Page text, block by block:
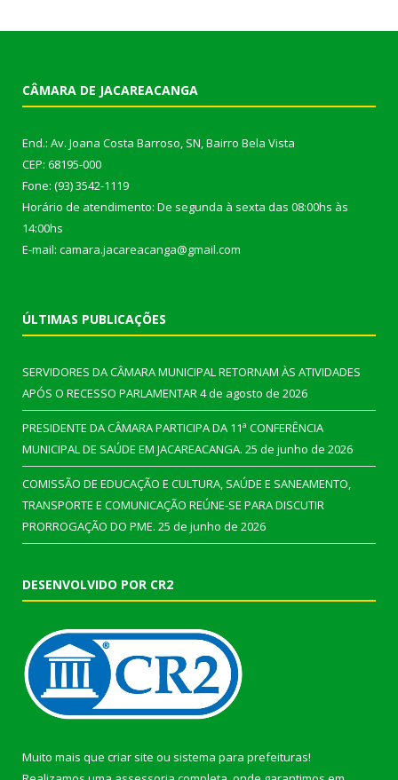
CÂMARA DE JACAREACANGA
End.: Av. Joana Costa Barroso, SN, Bairro Bela Vista
CEP: 68195-000
Fone: (93) 3542-1119
Horário de atendimento: De segunda à sexta das 08:00hs às
14:00hs
E-mail: camara.jacareacanga@gmail.com
ÚLTIMAS PUBLICAÇÕES
SERVIDORES DA CÂMARA MUNICIPAL RETORNAM ÀS ATIVIDADES
APÓS O RECESSO PARLAMENTAR4 de agosto de 2026
PRESIDENTE DA CÂMARA PARTICIPA DA 11ª CONFERÊNCIA
MUNICIPAL DE SAÚDE EM JACAREACANGA. 25 de junho de 2026
COMISSÃO DE EDUCAÇÃO E CULTURA, SAÚDE E SANEAMENTO,
TRANSPORTE E COMUNICAÇÃO REÚNE-SE PARA DISCUTIR
PRORROGAÇÃO DO PME. 25 de junho de 2026
DESENVOLVIDO POR CR2
Muito mais que criar site ou sistema para prefeituras!